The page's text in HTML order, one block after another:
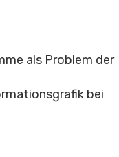
als Problem der
bei